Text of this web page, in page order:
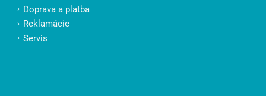
Doprava a platba
Reklamácie
Servis